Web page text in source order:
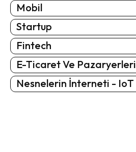
Mobil
Startup
Fintech
E-Ticaret Ve Pazaryerleri
Nesnelerin İnterneti - IoT